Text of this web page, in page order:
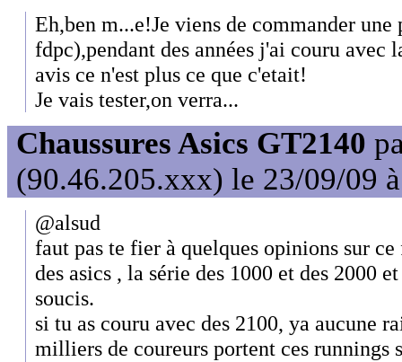
Eh,ben m...e!Je viens de commander une
fdpc),pendant des années j'ai couru avec
avis ce n'est plus ce que c'etait!
Je vais tester,on verra...
Chaussures Asics GT2140
(90.46.205.xxx) le 23/09/09
@alsud
faut pas te fier à quelques opinions sur
des asics , la série des 1000 et des 2000
soucis.
si tu as couru avec des 2100, ya aucune
milliers de coureurs portent ces runnings